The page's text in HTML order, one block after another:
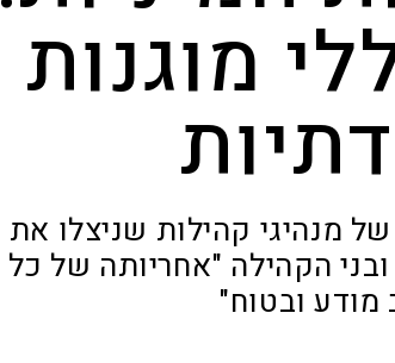
מוגנות
מנהיגי קהילות שניצלו את
הקהילה "אחריותה של כל
מודע ובטוח"